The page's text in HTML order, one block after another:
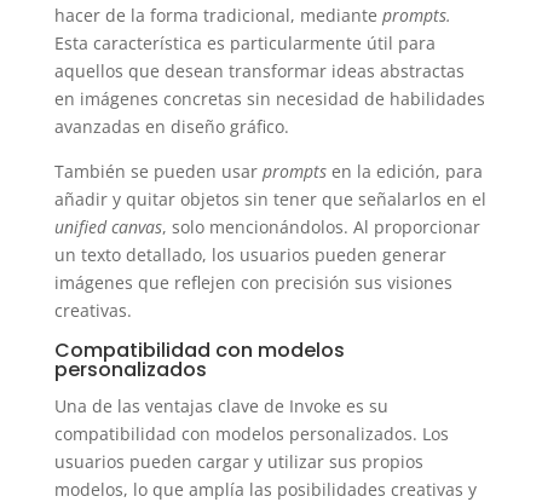
hacer de la forma tradicional, mediante prompts.
Esta característica es particularmente útil para
aquellos que desean transformar ideas abstractas
en imágenes concretas sin necesidad de habilidades
avanzadas en diseño gráfico.
También se pueden usar promptsen la edición, para
añadir y quitar objetos sin tener que señalarlos en el
unified canvas, solo mencionándolos. Al proporcionar
un texto detallado, los usuarios pueden generar
imágenes que reflejen con precisión sus visiones
creativas.
Compatibilidad con modelos
personalizados
Una de las ventajas clave de Invoke es su
compatibilidad con modelos personalizados. Los
usuarios pueden cargar y utilizar sus propios
modelos, lo que amplía las posibilidades creativas y